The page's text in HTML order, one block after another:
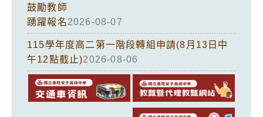
鼓勵教師
踴躍報名2026-08-07
115學年度高二第一階段轉組申請(8月13日中
午12點截止)2026-08-06